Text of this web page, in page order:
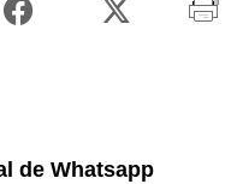
de Whatsapp